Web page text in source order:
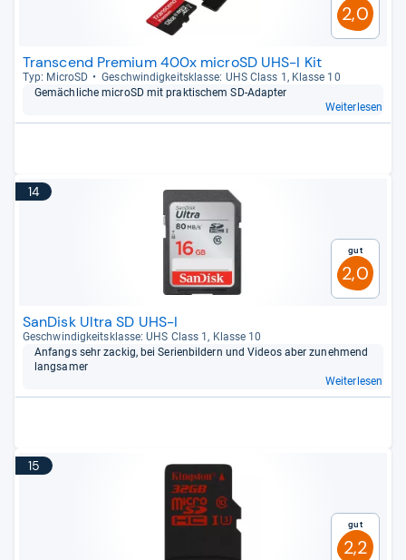
2,0
Transcend Premium 400x microSD UHS-I Kit
Typ: MicroSD
Geschwin­dig­keits­klasse: UHS Class 1, Klasse 10
Gemäch­li­che microSD mit prak­ti­schem SD-​Adap­ter
Weiterlesen
14
Gut
2,0
SanDisk Ultra SD UHS-I
Geschwin­dig­keits­klasse: UHS Class 1, Klasse 10
Anfangs sehr zackig, bei Seri­en­bil­dern und Videos aber zuneh­mend
lang­sa­mer
Weiterlesen
15
Gut
2,2